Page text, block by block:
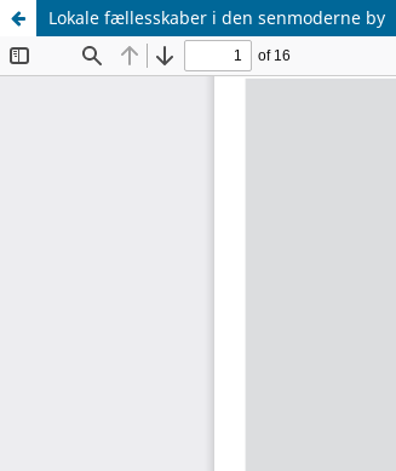
Lokale fællesskaber i den senmoderne by